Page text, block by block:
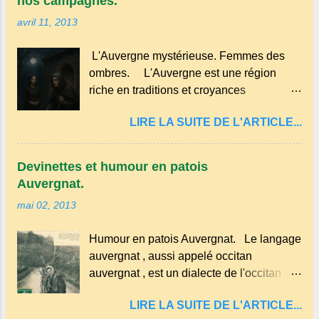
poulailler et la farine du grenier. Pas de
fioritures ...
Millard aux cerises. Prévoyez 500 g de
de farine, 50g de sucre un verre de lait, 1
pincée de sel et 30 g de beurre.
Commencez par équeuter les cerises
passez les sous l'eau rapidement, puis
séchez-les sur un torchon.
avril 11, 2013
L'Auvergne mystérieuse. Femmes des
ombres. L'Auvergne est une région
riche en traditions et croyances
croyances qui ont marqué ses
campagnes : Superstitions : Le pain
convives tourne son pain à l’envers, les
aperçoit, il remet le pain sur le bon coté,
mais il doit payer autant de bouteilles de
vin qu’il y a de couteaux ou de fourchettes
d’Ambert). Les quatre chemins. Quand
LIRE LA SUITE DE L'ARTICLE...
Devinettes et humour en patois
Auvergnat.
mai 02, 2013
Humour en patois Auvergnat. Le langage
auvergnat , aussi appelé occitan
auvergnat , est un dialecte de l'occitan
certaines parties du Massif central . Il
LIRE LA SUITE DE L'ARTICLE...